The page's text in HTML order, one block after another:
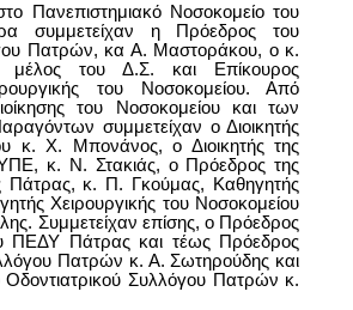
Πανεπιστημιακό Νοσοκομείο του
συμμετείχαν η Πρόεδρος του
Πατρών, κα Α. Μαστοράκου, ο κ.
μέλος του Δ.Σ. και Επίκουρος
του Νοσοκομείου. Από
του Νοσοκομείου και των
συμμετείχαν ο Διοικητής
κ. Χ. Μπονάνος, ο Διοικητής της
κ. Ν. Στακιάς, ο Πρόεδρος της
Πάτρας, κ. Π. Γκούμας, Καθηγητής
Χειρουργικής του Νοσοκομείου
Συμμετείχαν επίσης, ο Πρόεδρος
ΠΕΔΥ Πάτρας και τέως Πρόεδρος
Πατρών κ. Α. Σωτηρούδης και
Συλλόγου Πατρών κ.